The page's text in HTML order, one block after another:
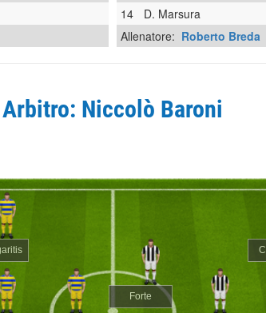
14
D. Marsura
Allenatore: Roberto Breda
Arbitro: Niccolò Baroni
Forte